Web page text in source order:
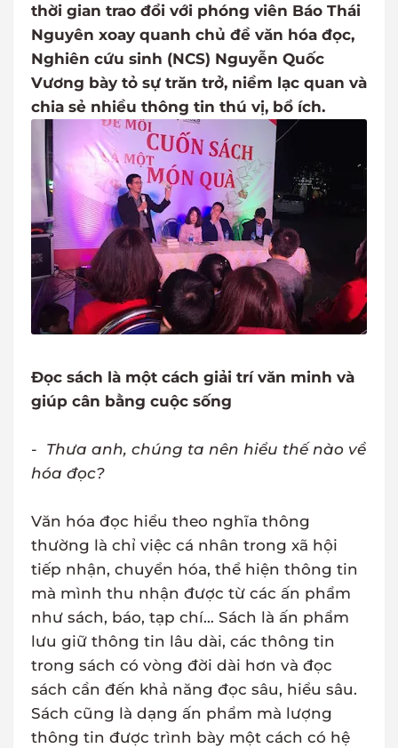
thời gian trao đổi với phóng viên Báo Thái
Nguyên xoay quanh chủ đề văn hóa đọc,
Nghiên cứu sinh (NCS) Nguyễn Quốc
Vương bày tỏ sự trăn trở, niềm lạc quan và
chia sẻ nhiều thông tin thú vị, bổ ích.
Đọc sách là một cách giải trí văn minh và
giúp cân bằng cuộc sống
- Thưa anh, chúng ta nên hiểu thế nào về
hóa đọc?
Văn hóa đọc hiểu theo nghĩa thông
thường là chỉ việc cá nhân trong xã hội
tiếp nhận, chuyển hóa, thể hiện thông tin
mà mình thu nhận được từ các ấn phẩm
như sách, báo, tạp chí… Sách là ấn phẩm
lưu giữ thông tin lâu dài, các thông tin
trong sách có vòng đời dài hơn và đọc
sách cần đến khả năng đọc sâu, hiểu sâu.
Sách cũng là dạng ấn phẩm mà lượng
thông tin được trình bày một cách có hệ